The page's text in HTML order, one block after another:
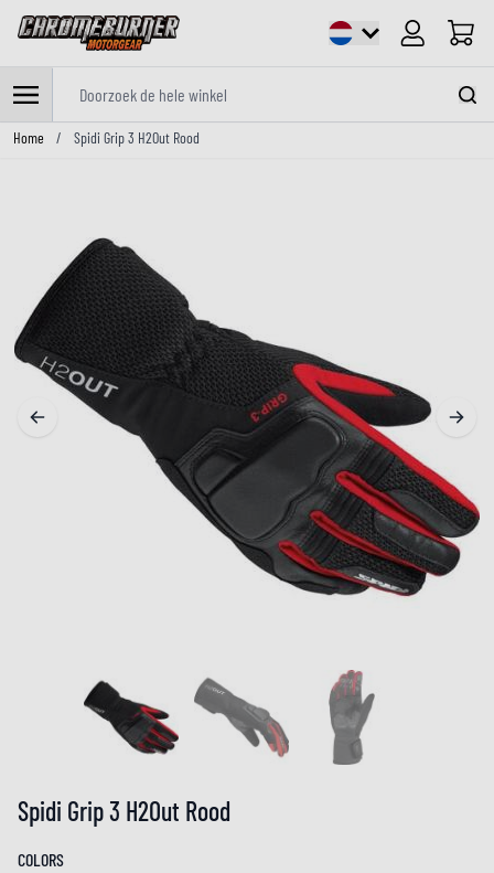
Cart
Ga naar de inhoud
Home / Spidi Grip 3 H2Out Rood
Spidi Grip 3 H2Out Rood
COLORS